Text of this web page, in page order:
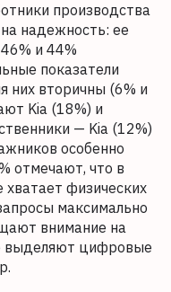
производства
надежность: ее
и 44%
показатели
них вторичны (6% и
Kia (18%) и
— Kia (12%)
особенно
отмечают, что в
физических
максимально
внимание на
выделяют цифровые